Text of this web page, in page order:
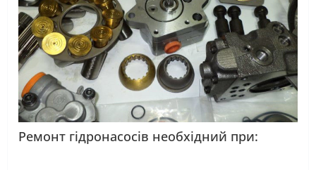
Ремонт гідронасосів необхідний при: